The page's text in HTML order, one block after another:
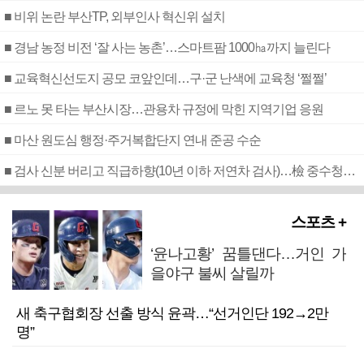
■ 비위 논란 부산TP, 외부인사 혁신위 설치
■ 경남 농정 비전 ‘잘 사는 농촌’…스마트팜 1000㏊까지 늘린다
■ 교육혁신선도지 공모 코앞인데…구·군 난색에 교육청 ‘쩔쩔’
■ 르노 못 타는 부산시장…관용차 규정에 막힌 지역기업 응원
■ 마산 원도심 행정·주거복합단지 연내 준공 수순
■ 검사 신분 버리고 직급하향(10년 이하 저연차 검사)…檢 중수청행 기피
스포츠 +
‘윤나고황’ 꿈틀댄다…거인 가
을야구 불씨 살릴까
새 축구협회장 선출 방식 윤곽…“선거인단 192→2만
명”